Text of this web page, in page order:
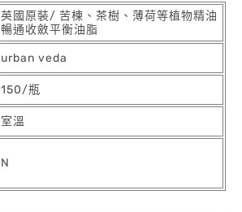
英國原裝/ 苦楝、茶樹、薄荷等植物精油
暢通收斂平衡油脂
urban veda
150/瓶
室溫
N